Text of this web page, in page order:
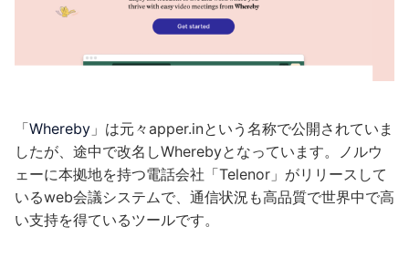
「Whereby 」は元々apper.inという名称で公開されていま
したが、途中で改名しWherebyとなっています。ノルウ
ェーに本拠地を持つ電話会社「Telenor」がリリースして
いるweb会議システムで、通信状況も高品質で世界中で高
い支持を得ているツールです。